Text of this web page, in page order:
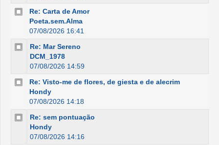
Re: Carta de Amor
Poeta.sem.Alma
07/08/2026 16:41
Re: Mar Sereno
DCM_1978
07/08/2026 14:59
Re: Visto-me de flores, de giesta e de alecrim
Hondy
07/08/2026 14:18
Re: sem pontuação
Hondy
07/08/2026 14:16